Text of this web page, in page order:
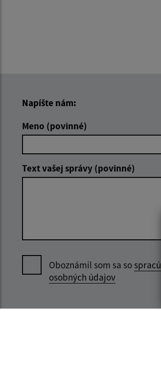
Napíšte nám:
Meno (povinné)
Text vašej správy (povinné)
Oboznámil som sa so
osobných údajov